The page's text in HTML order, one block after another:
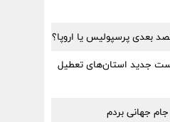
بعدی پرسپولیس یا اروپا؟
۱۴ مرداد | فهرست جدید استان‌های تعطیل
جهانی بردم